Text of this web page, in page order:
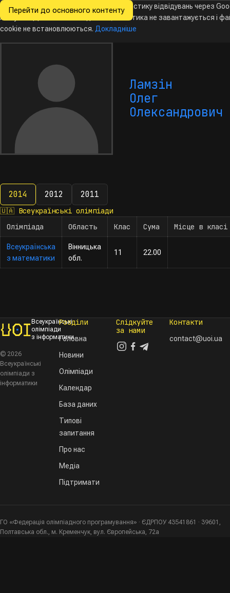
Перейти до основного контенту
Всеукраїнські
з інформатики
НовиниОлімпіадиКалендарБаза даних
Ламзін
Олег
Олександрович
2014 2012 2011
2014
🇺🇦 Всеукраїнські олімпіади
Олімпіада
Область Клас Сума Місце в класі
Всеукраїнська
з математики
Вінницька
обл.
11 22.00
Всеукраїнські
олімпіади
з інформатики
© 2026
Всеукраїнські
олімпіади з
інформатики
Розділи
Головна
Новини
Олімпіади
Календар
База даних
Типові
запитання
Про нас
Медіа
Підтримати
Слідкуйте
за нами
Контакти
contact@uoi.ua
ГО «Федерація олімпіадного програмування» · ЄДРПОУ 43541861 · 39601,
Полтавська обл., м. Кременчук, вул. Європейська, 72а
Ми хочемо збирати знеособлену статистику відвідувань через
Analytics. Доки ви не погодитесь, аналітика не завантажується і
cookie не встановлюються. Докладніше